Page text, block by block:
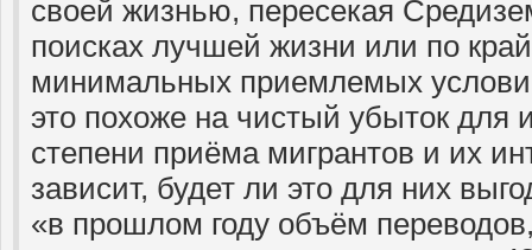
своей жизнью, пересекая
поисках лучшей жизни или по
минимальных приемлемых
это похоже на чистый убыток для
степени приёма мигрантов и их
зависит, будет ли это для них
«в прошлом году объём